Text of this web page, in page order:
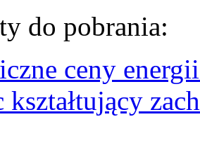
do pobrania:
ceny
kształtujący